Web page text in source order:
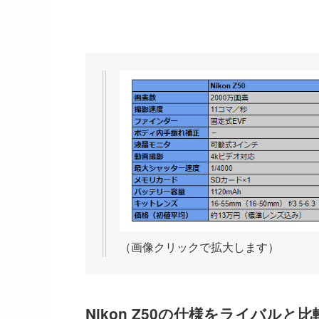
（画像クリックで拡大します）
Nikon Z50の仕様をライバルと比